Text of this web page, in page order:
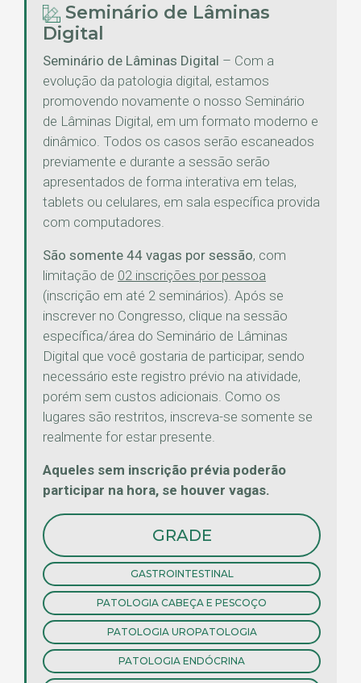
Seminário de Lâminas
Digital
Seminário de Lâminas Digital – Com a
evolução da patologia digital, estamos
promovendo novamente o nosso Seminário
de Lâminas Digital, em um formato moderno e
dinâmico. Todos os casos serão escaneados
previamente e durante a sessão serão
apresentados de forma interativa em telas,
tablets ou celulares, em sala específica provida
com computadores.
São somente 44 vagas por sessão, com
limitação de 02 inscrições por pessoa
(inscrição em até 2 seminários). Após se
inscrever no Congresso, clique na sessão
específica/área do Seminário de Lâminas
Digital que você gostaria de participar, sendo
necessário este registro prévio na atividade,
porém sem custos adicionais. Como os
lugares são restritos, inscreva-se somente se
realmente for estar presente.
Aqueles sem inscrição prévia poderão
participar na hora, se houver vagas.
GRADE
GASTROINTESTINAL
PATOLOGIA CABEÇA E PESCOÇO
PATOLOGIA UROPATOLOGIA
PATOLOGIA ENDÓCRINA